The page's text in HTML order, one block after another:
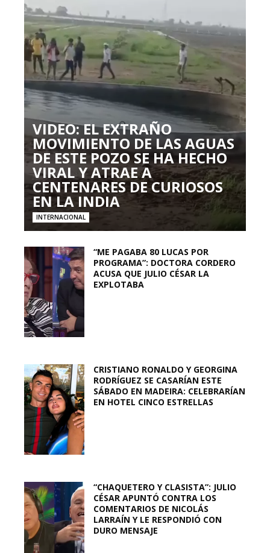
VIDEO: EL EXTRAÑO
MOVIMIENTO DE LAS AGUAS
DE ESTE POZO SE HA HECHO
VIRAL Y ATRAE A
CENTENARES DE CURIOSOS
EN LA INDIA
INTERNACIONAL
“ME PAGABA 80 LUCAS POR
PROGRAMA”: DOCTORA CORDERO
ACUSA QUE JULIO CÉSAR LA
EXPLOTABA
CRISTIANO RONALDO Y GEORGINA
RODRÍGUEZ SE CASARÍAN ESTE
SÁBADO EN MADEIRA: CELEBRARÍAN
EN HOTEL CINCO ESTRELLAS
“CHAQUETERO Y CLASISTA”: JULIO
CÉSAR APUNTÓ CONTRA LOS
COMENTARIOS DE NICOLÁS
LARRAÍN Y LE RESPONDIÓ CON
DURO MENSAJE